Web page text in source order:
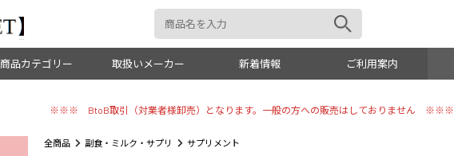
商品カテゴリー 取扱いメーカー 新着情報 ご利用案内
※※※ BtoB取引（対業者様卸売）となります。一般の方への販売はしておりません ※※※
全商品 副食・ミルク・サプリ サプリメント